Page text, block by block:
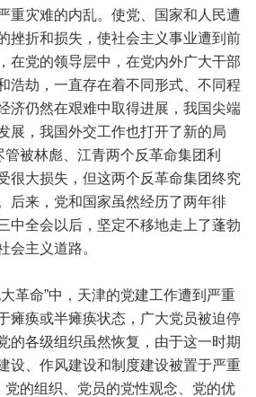
重灾难的内乱。使党、国家和人民遭
挫折和损失，使社会主义事业遭到前
在党的领导层中，在党内外广大干部
浩劫，一直存在着不同形式、不同程
济仍然在艰难中取得进展，我国尖端
展，我国外交工作也打开了新的局
管被林彪、江青两个反革命集团利
很大损失，但这两个反革命集团终究
后来，党和国家虽然经历了两年徘
中全会以后，坚定不移地走上了蓬勃
会主义道路。
革命”中，天津的党建工作遭到严重
瘫痪或半瘫痪状态，广大党员被迫停
的各级组织虽然恢复，由于这一时期
设、作风建设和制度建设被置于严重
党的组织、党员的党性观念、党的优